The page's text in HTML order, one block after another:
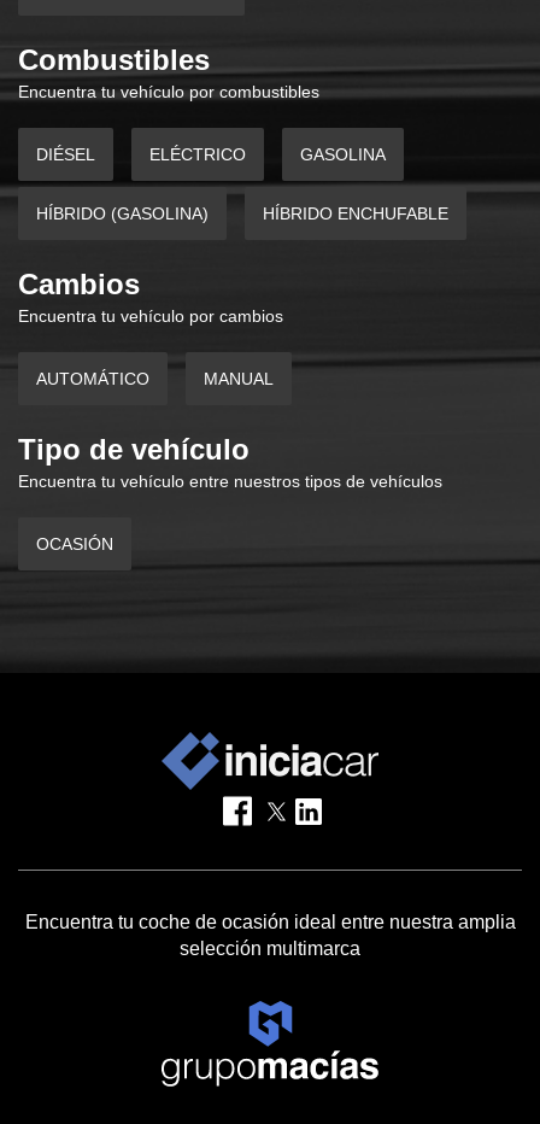
Combustibles
Encuentra tu vehículo por combustibles
DIÉSEL ELÉCTRICO GASOLINA
HÍBRIDO (GASOLINA) HÍBRIDO ENCHUFABLE
Cambios
Encuentra tu vehículo por cambios
AUTOMÁTICO MANUAL
Tipo de vehículo
Encuentra tu vehículo entre nuestros tipos de vehículos
OCASIÓN
Encuentra tu coche de ocasión ideal entre nuestra amplia
selección multimarca